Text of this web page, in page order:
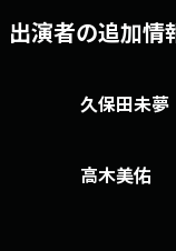
--------------------- 【
のテーマ曲」 11月：
に聞きたい曲」 9月：
題歌」 4月：「移動中
と笑顔になる楽曲」
出演者の追加情
久保田未夢
高木美佑